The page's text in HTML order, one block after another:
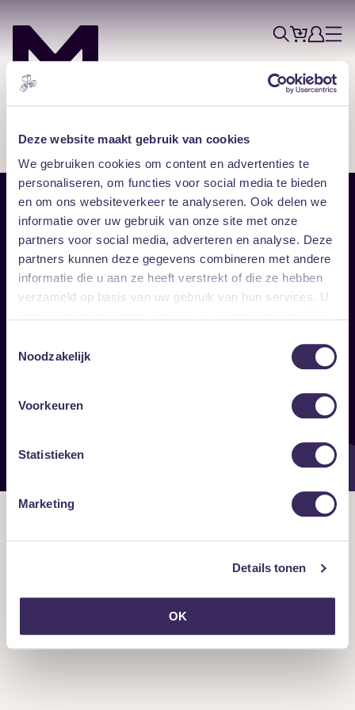
Deze website maakt gebruik van cookies
We gebruiken cookies om content en advertenties te
personaliseren, om functies voor social media te bieden
en om ons websiteverkeer te analyseren. Ook delen we
informatie over uw gebruik van onze site met onze
partners voor social media, adverteren en analyse. Deze
partners kunnen deze gegevens combineren met andere
informatie die u aan ze heeft verstrekt of die ze hebben
verzameld op basis van uw gebruik van hun services. U
Noodzakelijk
Voorkeuren
Statistieken
Marketing
Details tonen
OK
ZoekTicketsAccount
Menu
Sitemap
Home
Vrijwilligers
Verhuur
Disclaimer
Toegankelijkheid
Privacy & cookies
Follow
Onze nieuwsbrief ontvangen?